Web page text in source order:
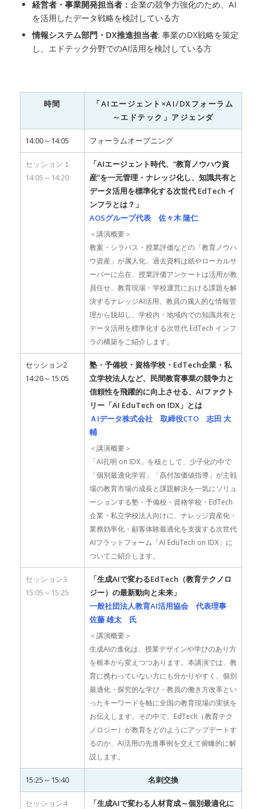
経営者・事業開発担当者： 企業の競争力強化のため、AI
を活用したデータ戦略を検討している方
情報システム部門・DX推進担当者: 事業のDX戦略を策定
し、エドテック分野でのAI活用を検討している方
時間
「AIエージェント×AI/DXフォーラム
～エドテック」アジェンダ
14:00～14:05 フォーラムオープニング
セッション１
14:05～14:20
「AIエージェント時代、”教育ノウハウ資
産”を一元管理・ナレッジ化し、知識共有と
データ活用を標準化する次世代 EdTech イ
ンフラとは？」
AOSグループ代表 佐々木 隆仁
＜講演概要＞
教案・シラバス・授業評価などの「教育ノウハ
ウ資産」が属人化、過去資料は紙やローカルサ
ーバーに点在、授業評価アンケートは活用が教
員任せ、教育現場・学校運営における課題を解
決するナレッジAI活用。教員の属人的な情報管
理から脱却し、学校内・地域内での知識共有と
データ活用を標準化する次世代 EdTech インフ
ラの構築をご紹介します。
セッション2
14:20～15:05
塾・予備校・資格学校・EdTech企業・私
立学校法人など、民間教育事業の競争力と
信頼性を飛躍的に向上させる、AIファクト
リー「AI EduTech on IDX」とは
ＡIデータ株式会社 取締役CTO 志田 大
輔
＜講演概要＞
「AI孔明 on IDX」を核として、少子化の中で
「個別最適化学習」「高付加価値指導」が主戦
場の教育市場の成長と課題解決を一気にソリュ
ーションする塾・予備校・資格学校・EdTech
企業・私立学校法人向けに、ナレッジ資産化・
業務効率化・顧客体験最適化を支援する次世代
AIプラットフォーム「AI EduTech on IDX」に
ついてご紹介します。
セッション3
15:05～15:25
「生成AIで変わるEdTech（教育テクノロ
ジー）の最新動向と未来」
一般社団法人教育AI活用協会 代表理事
佐藤 雄太 氏
＜講演概要＞
生成AIの進化は、授業デザインや学びのあり方
を根本から変えつつあります。本講演では、教
育に携わっていない方にも分かりやすく、個別
最適化・探究的な学び・教員の働き方改革とい
ったキーワードを軸に全国の教育現場の実状を
お伝えします。その中で、EdTech（教育テク
ノロジー）が教育をどのようにアップデートす
るのか、AI活用の先進事例を交えて俯瞰的に解
説します。
15:25～15:40 名刺交換
セッション4
「生成AIで変わる人材育成～個別最適化に